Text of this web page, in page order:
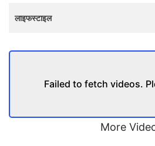
लाइफस्टाइल
Failed to fetch videos.
More